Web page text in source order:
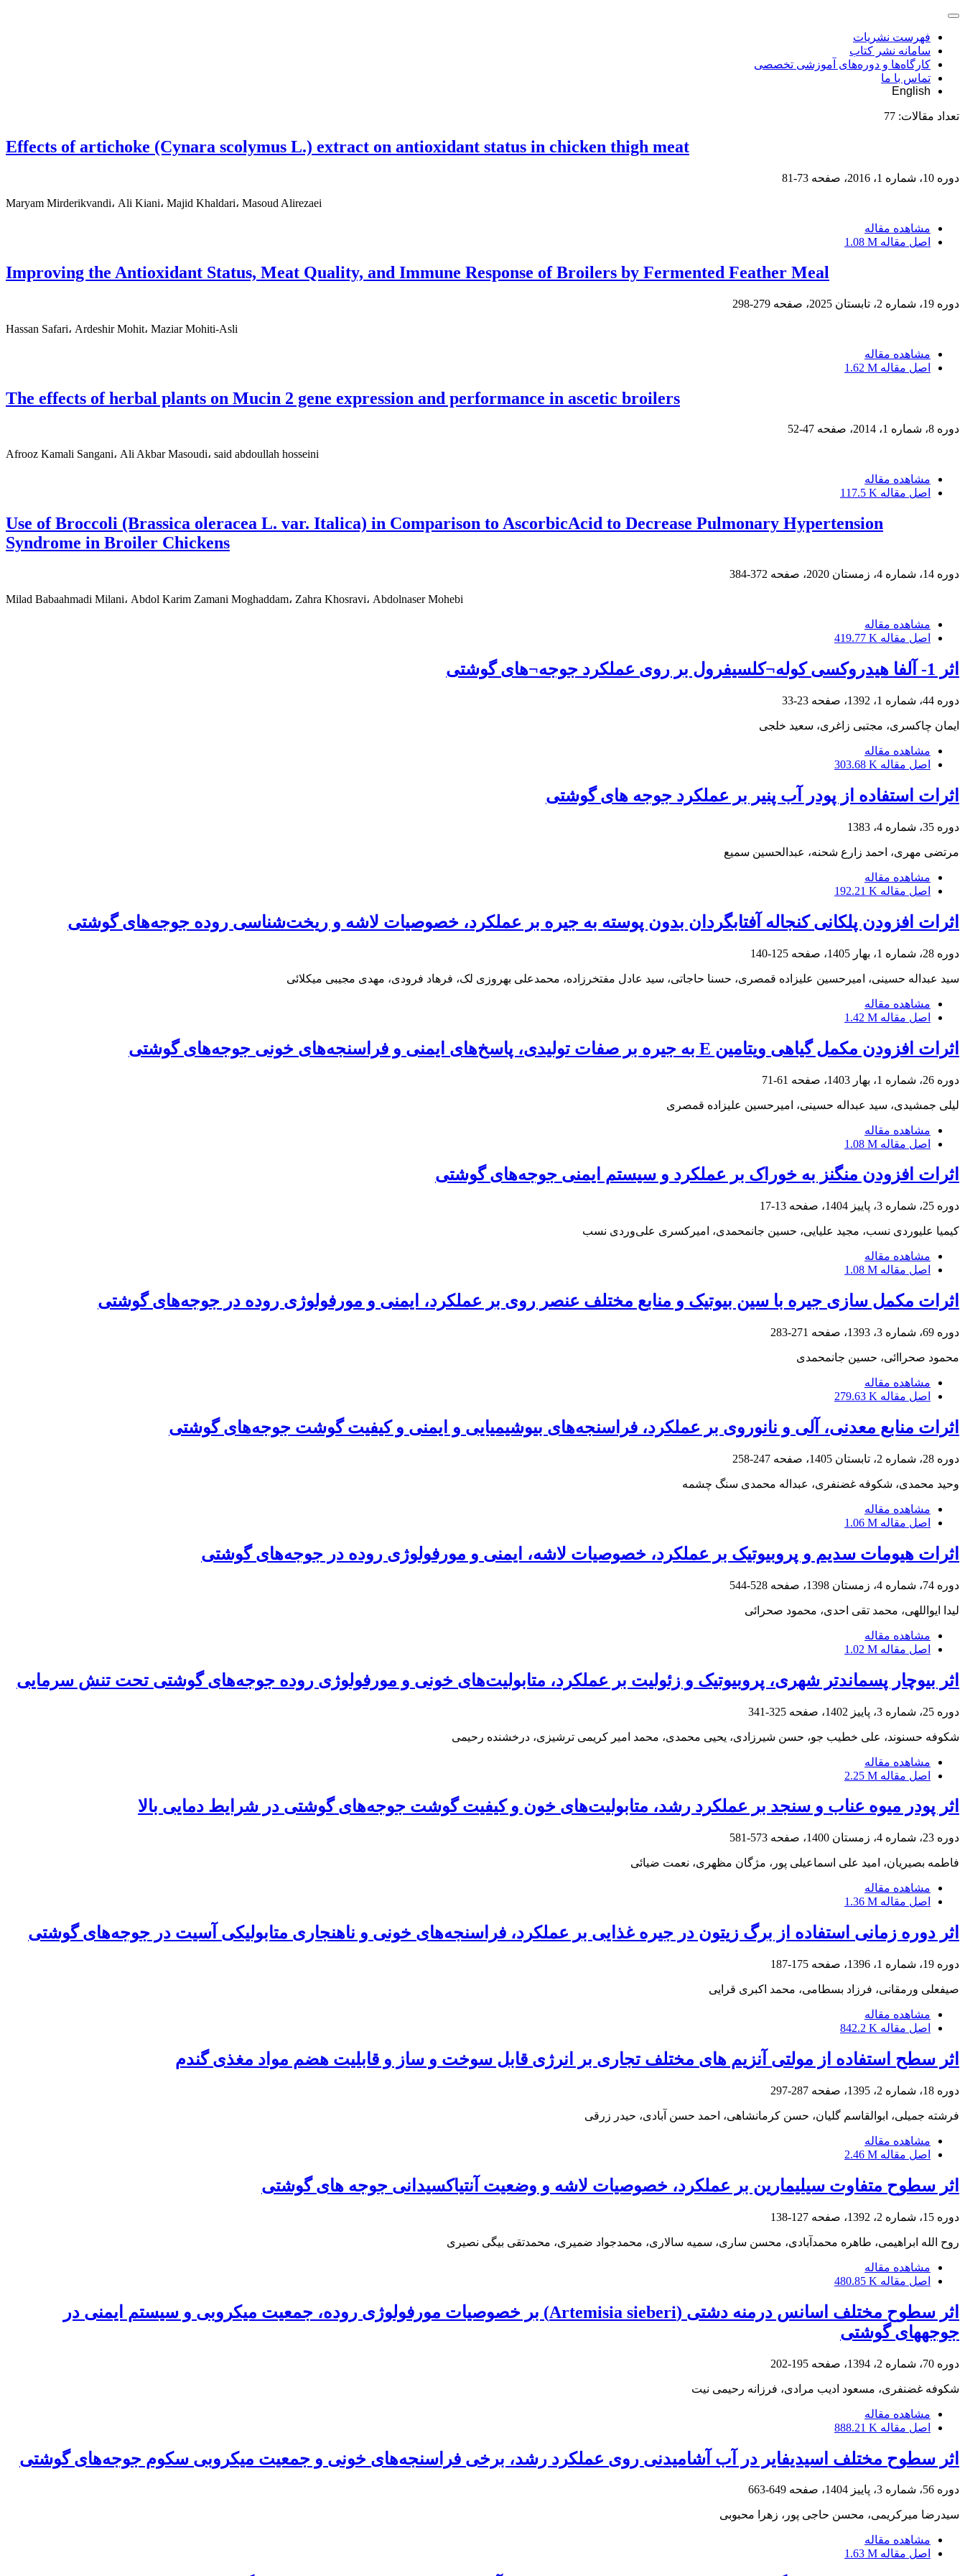
فهرست نشریات
سامانه نشر کتاب
کارگاه‌ها و دوره‌های آموزشی تخصصی
تماس با ما
English
تعداد مقالات: 77
Effects of artichoke (Cynara scolymus L.) extract on antioxidant status in chicken thigh meat
دوره 10، شماره 1، 2016، صفحه 73-81
Maryam Mirderikvandi، Ali Kiani، Majid Khaldari، Masoud Alirezaei
مشاهده مقاله
اصل مقاله 1.08 M
Improving the Antioxidant Status, Meat Quality, and Immune Response of Broilers by Fermented Feather Meal
دوره 19، شماره 2، تابستان 2025، صفحه 279-298
Hassan Safari، Ardeshir Mohit، Maziar Mohiti-Asli
مشاهده مقاله
اصل مقاله 1.62 M
The effects of herbal plants on Mucin 2 gene expression and performance in ascetic broilers
دوره 8، شماره 1، 2014، صفحه 47-52
Afrooz Kamali Sangani، Ali Akbar Masoudi، said abdoullah hosseini
مشاهده مقاله
اصل مقاله 117.5 K
Use of Broccoli (Brassica oleracea L. var. Italica) in Comparison to AscorbicAcid to Decrease Pulmonary Hypertension
Syndrome in Broiler Chickens
دوره 14، شماره 4، زمستان 2020، صفحه 372-384
Milad Babaahmadi Milani، Abdol Karim Zamani Moghaddam، Zahra Khosravi، Abdolnaser Mohebi
مشاهده مقاله
اصل مقاله 419.77 K
اثر 1- آلفا هیدروکسی کوله¬کلسیفرول بر روی عملکرد جوجه¬های گوشتی
دوره 44، شماره 1، 1392، صفحه 23-33
ایمان چاکسری، مجتبی زاغری، سعید خلجی
مشاهده مقاله
اصل مقاله 303.68 K
اثرات استفاده از پودر آب پنیر بر عملکرد جوجه های گوشتی
دوره 35، شماره 4، 1383
مرتضی مهری، احمد زارع شحنه، عبدالحسین سمیع
مشاهده مقاله
اصل مقاله 192.21 K
اثرات افزودن پلکانی کنجاله آفتابگردان بدون پوسته به جیره بر عملکرد، خصوصیات لاشه و ریخت‌شناسی روده جوجه‌های گوشتی
دوره 28، شماره 1، بهار 1405، صفحه 125-140
سید عبداله حسینی، امیرحسین علیزاده قمصری، حسنا حاجاتی، سید عادل مفتخرزاده، محمدعلی بهروزی لک، فرهاد فرودی، مهدی مجیبی میکلائی
مشاهده مقاله
اصل مقاله 1.42 M
اثرات افزودن مکمل گیاهی ویتامین E به جیره بر صفات تولیدی، پاسخ‌های ایمنی و فراسنجه‌های خونی جوجه‌های گوشتی
دوره 26، شماره 1، بهار 1403، صفحه 61-71
لیلی جمشیدی، سید عبداله حسینی، امیرحسین علیزاده قمصری
مشاهده مقاله
اصل مقاله 1.08 M
اثرات افزودن منگنز به خوراک بر عملکرد و سیستم ایمنی جوجه‌های گوشتی
دوره 25، شماره 3، پاییز 1404، صفحه 13-17
کیمیا علیوردی نسب، مجید علیایی، حسین جانمحمدی، امیرکسری علی‌وردی نسب
مشاهده مقاله
اصل مقاله 1.08 M
اثرات مکمل سازی جیره با سین بیوتیک و منابع مختلف عنصر روی بر عملکرد، ایمنی و مورفولوژی روده در جوجه‌های گوشتی
دوره 69، شماره 3، 1393، صفحه 271-283
محمود صحراائی، حسین جانمحمدی
مشاهده مقاله
اصل مقاله 279.63 K
اثرات منابع معدنی، آلی و نانوروی بر عملکرد، فراسنجه‌های بیوشیمیایی و ایمنی و کیفیت گوشت جوجه‌های گوشتی
دوره 28، شماره 2، تابستان 1405، صفحه 247-258
وحید محمدی، شکوفه غضنفری، عبداله محمدی سنگ چشمه
مشاهده مقاله
اصل مقاله 1.06 M
اثرات هیومات سدیم و پروبیوتیک بر عملکرد، خصوصیات لاشه، ایمنی و مورفولوژی روده در جوجه‌های گوشتی
دوره 74، شماره 4، زمستان 1398، صفحه 528-544
لیدا ایواللهی، محمد تقی احدی، محمود صحرائی
مشاهده مقاله
اصل مقاله 1.02 M
اثر بیوچار پسماند‌تر شهری، پروبیوتیک و زئولیت بر عملکرد، متابولیت‌های خونی و مورفولوژی روده جوجه‌های گوشتی تحت تنش سرمایی
دوره 25، شماره 3، پاییز 1402، صفحه 325-341
شکوفه حسنوند، علی خطیب جو، حسن شیرزادی، یحیی محمدی، محمد امیر کریمی ترشیزی، درخشنده رحیمی
مشاهده مقاله
اصل مقاله 2.25 M
اثر پودر میوه عناب و سنجد بر عملکرد رشد، متابولیت‌های خون و کیفیت گوشت جوجه‌های گوشتی در شرایط دمایی بالا
دوره 23، شماره 4، زمستان 1400، صفحه 573-581
فاطمه بصیریان، امید علی اسماعیلی پور، مژگان مظهری، نعمت ضیائی
مشاهده مقاله
اصل مقاله 1.36 M
اثر دوره زمانی استفاده از برگ زیتون در جیره ‌غذایی بر عملکرد، فراسنجه‌های خونی و ناهنجاری متابولیکی آسیت در جوجه‌های گوشتی
دوره 19، شماره 1، 1396، صفحه 175-187
صیفعلی ورمقانی، فرزاد بسطامی، محمد اکبری قرایی
مشاهده مقاله
اصل مقاله 842.2 K
اثر سطح استفاده از مولتی آنزیم های مختلف تجاری بر انرژی قابل سوخت و ساز و قابلیت هضم مواد مغذی گندم
دوره 18، شماره 2، 1395، صفحه 287-297
فرشته جمیلی، ابوالقاسم گلیان، حسن کرمانشاهی، احمد حسن آبادی، حیدر زرقی
مشاهده مقاله
اصل مقاله 2.46 M
اثر سطوح متفاوت سیلی‏مارین بر عملکرد، خصوصیات لاشه و وضعیت آنتی‏اکسیدانی جوجه‏ های گوشتی
دوره 15، شماره 2، 1392، صفحه 127-138
روح‏ الله ابراهیمی، طاهره محمدآبادی، محسن ساری، سمیه سالاری، محمدجواد ضمیری، محمدتقی بیگی نصیری
مشاهده مقاله
اصل مقاله 480.85 K
اثر سطوح مختلف اسانس درمنه دشتی (Artemisia sieberi) بر خصوصیات مورفولوژی روده، جمعیت میکروبی و سیستم ایمنی در
جوجههای گوشتی
دوره 70، شماره 2، 1394، صفحه 195-202
شکوفه غضنفری، مسعود ادیب مرادی، فرزانه رحیمی نیت
مشاهده مقاله
اصل مقاله 888.21 K
اثر سطوح مختلف اسیدیفایر در آب آشامیدنی روی عملکرد رشد، برخی فراسنجه‌های خونی و جمعیت میکروبی سکوم جوجه‌های گوشتی
دوره 56، شماره 3، پاییز 1404، صفحه 649-663
سیدرضا میرکریمی، محسن حاجی پور، زهرا محبوبی
مشاهده مقاله
اصل مقاله 1.63 M